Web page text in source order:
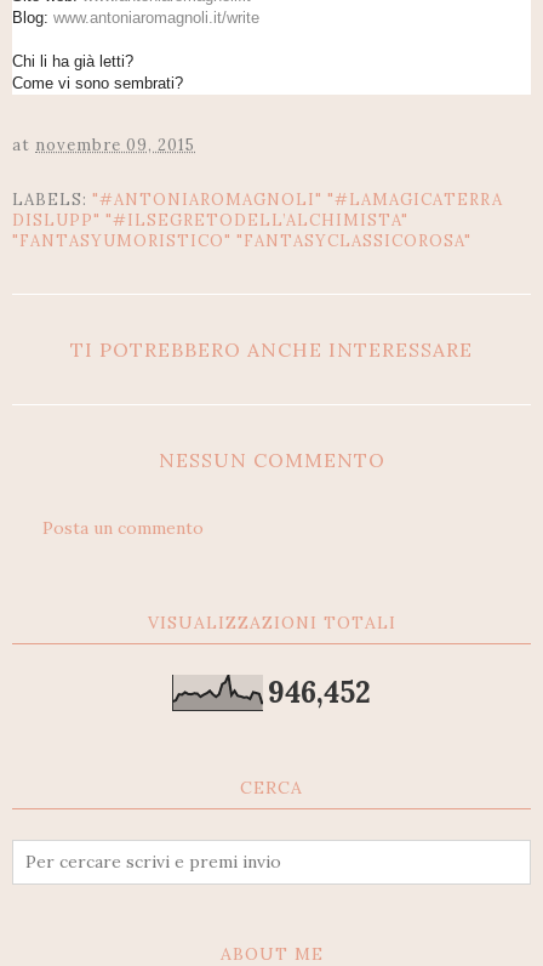
Blog: www.antoniaromagnoli.it/write
Chi li ha già letti?
Come vi sono sembrati?
at novembre 09, 2015
LABELS: "#ANTONIAROMAGNOLI" "#LAMAGICATERRA
DISLUPP" "#ILSEGRETODELL’ALCHIMISTA"
"FANTASYUMORISTICO" "FANTASYCLASSICOROSA"
TI POTREBBERO ANCHE INTERESSARE
NESSUN COMMENTO
Posta un commento
VISUALIZZAZIONI TOTALI
946,452
CERCA
ABOUT ME